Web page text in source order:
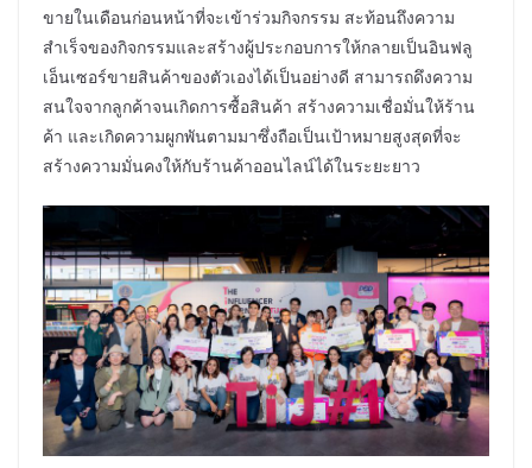
ขายในเดือนก่อนหน้าที่จะเข้าร่วมกิจกรรม สะท้อนถึงความ
สำเร็จของกิจกรรมและสร้างผู้ประกอบการให้กลายเป็นอินฟลู
เอ็นเซอร์ขายสินค้าของตัวเองได้เป็นอย่างดี สามารถดึงความ
สนใจจากลูกค้าจนเกิดการซื้อสินค้า สร้างความเชื่อมั่นให้ร้าน
ค้า และเกิดความผูกพันตามมาซึ่งถือเป็นเป้าหมายสูงสุดที่จะ
สร้างความมั่นคงให้กับร้านค้าออนไลน์ได้ในระยะยาว